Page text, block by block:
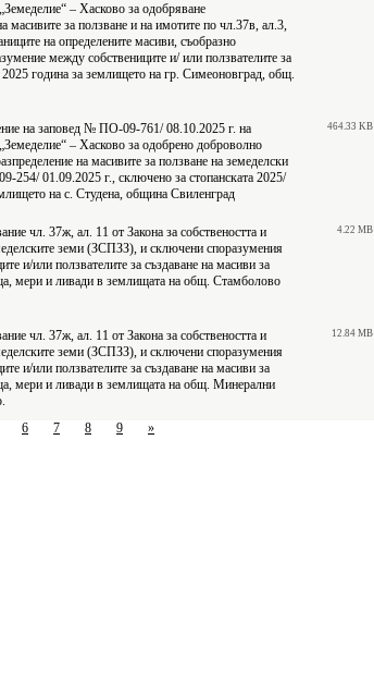
– Хасково за одобряване
масивите за ползване и на имотите по чл.37в, ал.3,
на определените масиви, съобразно
между собствениците и/ или ползвателите за
2025 година за землището на гр. Симеоновград, общ.
на заповед № ПО-09-761/ 08.10.2025 г. на
– Хасково за одобрено доброволно
на масивите за ползване на земеделски
254/ 01.09.2025 г., сключено за стопанската 2025/
на с. Студена, община Свиленград
464.33 KB
чл. 37ж, ал. 11 от Закона за собствеността и
земи (ЗСПЗЗ), и сключени споразумения
и/или ползвателите за създаване на масиви за
мери и ливади в землищата на общ. Стамболово
4.22 MB
чл. 37ж, ал. 11 от Закона за собствеността и
земи (ЗСПЗЗ), и сключени споразумения
и/или ползвателите за създаване на масиви за
мери и ливади в землищата на общ. Минерални
12.84 MB
6 7 8 9 »